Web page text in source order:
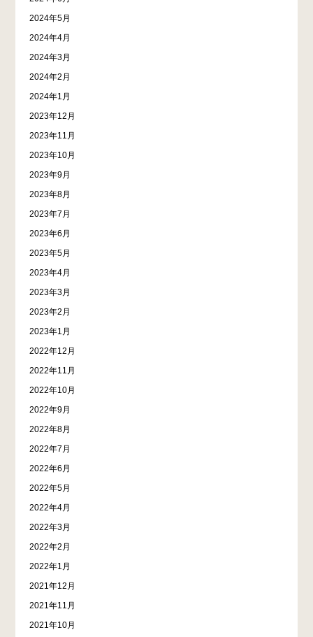
2024年5月
2024年4月
2024年3月
2024年2月
2024年1月
2023年12月
2023年11月
2023年10月
2023年9月
2023年8月
2023年7月
2023年6月
2023年5月
2023年4月
2023年3月
2023年2月
2023年1月
2022年12月
2022年11月
2022年10月
2022年9月
2022年8月
2022年7月
2022年6月
2022年5月
2022年4月
2022年3月
2022年2月
2022年1月
2021年12月
2021年11月
2021年10月